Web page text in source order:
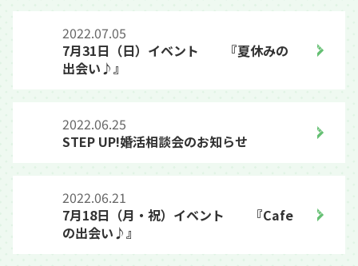
2022.07.05
7月31日（日）イベント 『夏休みの
出会い♪』
2022.06.25
STEP UP!婚活相談会のお知らせ
2022.06.21
7月18日（月・祝）イベント 『Cafe
の出会い♪』